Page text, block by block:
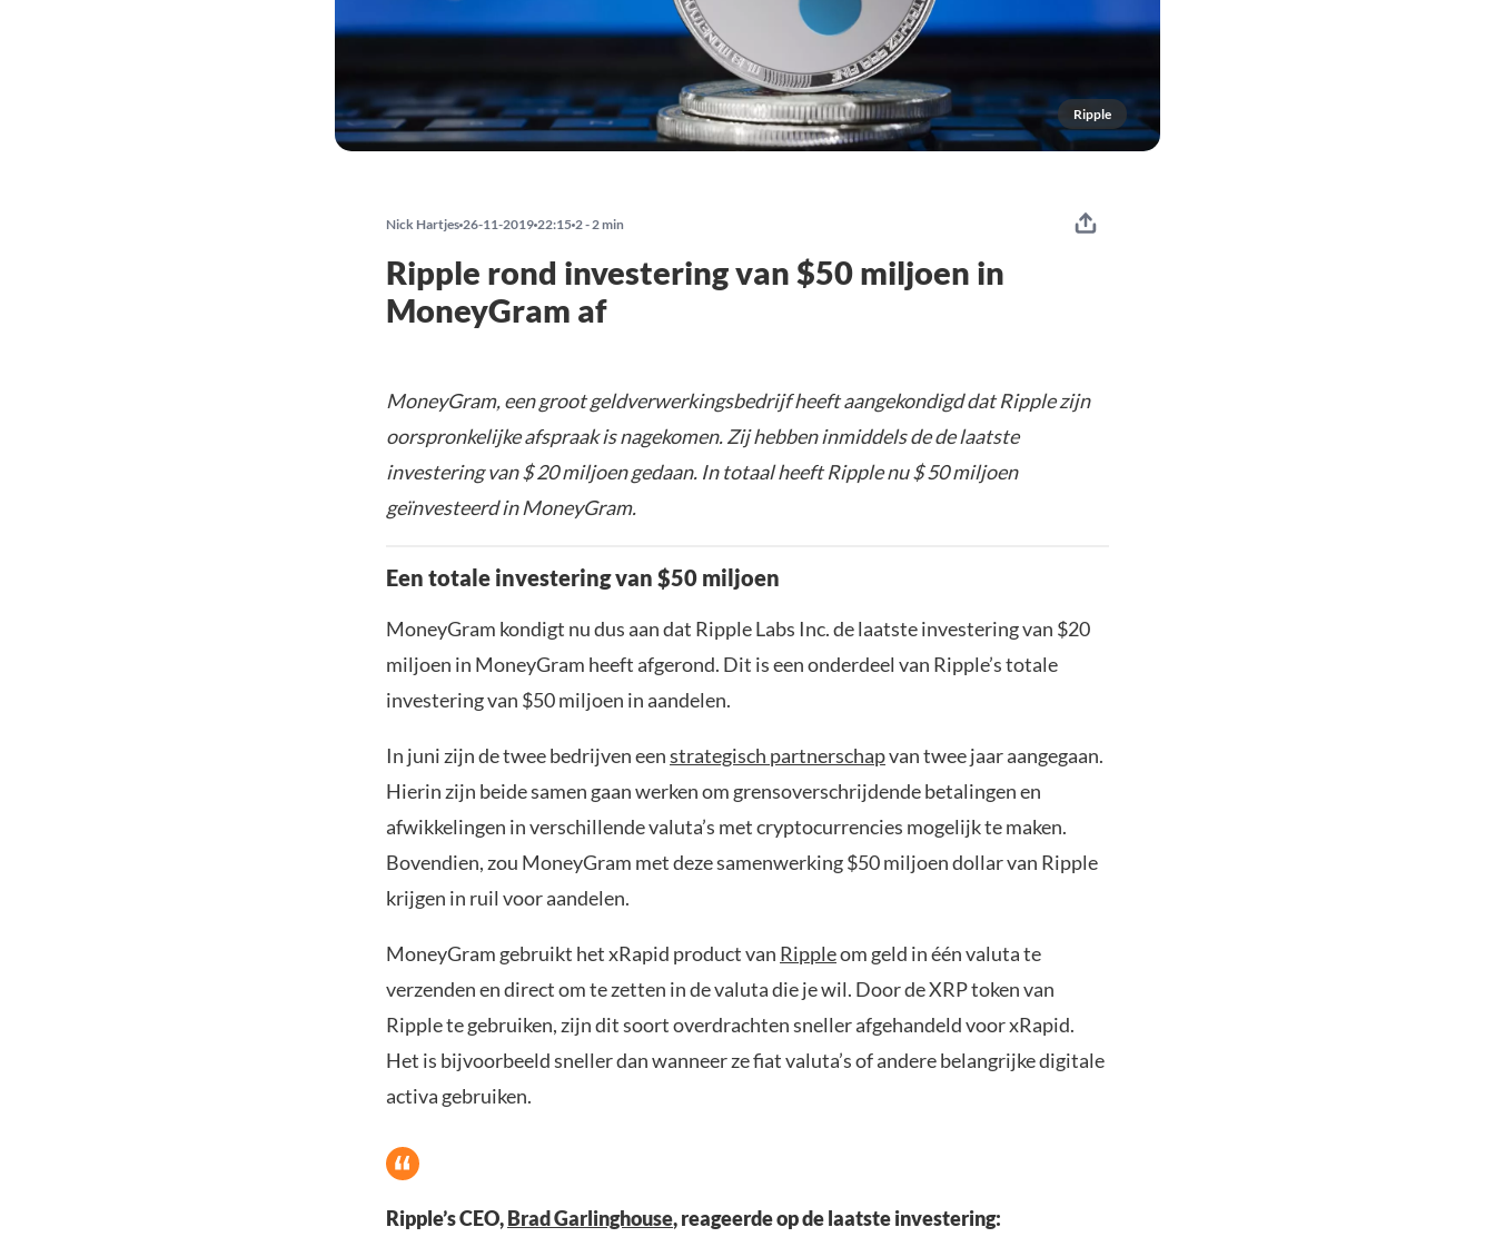
Ripple
Nick Hartjes 26-11-2019 22:15 2 - 2 min
Ripple rond investering van $50 miljoen in
MoneyGram af
MoneyGram, een groot geldverwerkingsbedrijf heeft aangekondigd dat Ripple zijn
oorspronkelijke afspraak is nagekomen. Zij hebben inmiddels de de laatste
investering van $ 20 miljoen gedaan. In totaal heeft Ripple nu $ 50 miljoen
geïnvesteerd in MoneyGram.
Een totale investering van $50 miljoen
MoneyGram kondigt nu dus aan dat Ripple Labs Inc. de laatste investering van $20
miljoen in MoneyGram heeft afgerond. Dit is een onderdeel van Ripple’s totale
investering van $50 miljoen in aandelen.
In juni zijn de twee bedrijven eenstrategisch partnerschapvan twee jaar aangegaan.
Hierin zijn beide samen gaan werken om grensoverschrijdende betalingen en
afwikkelingen in verschillende valuta’s met cryptocurrencies mogelijk te maken.
Bovendien, zou MoneyGram met deze samenwerking $50 miljoen dollar van Ripple
krijgen in ruil voor aandelen.
MoneyGram gebruikt het xRapid product van Rippleom geld in één valuta te
verzenden en direct om te zetten in de valuta die je wil. Door de XRP token van
Ripple te gebruiken, zijn dit soort overdrachten sneller afgehandeld voor xRapid.
Het is bijvoorbeeld sneller dan wanneer ze fiat valuta’s of andere belangrijke digitale
activa gebruiken.
Ripple’s CEO,Brad Garlinghouse, reageerde op de laatste investering: